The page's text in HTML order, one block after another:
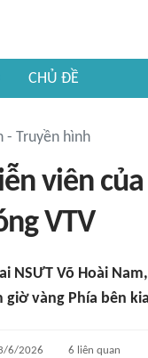
CHỦ ĐỀ
- Truyền hình
viên
VTV
NSƯT Võ Hoài
vàng Phía bên
6/2026 6 liên quan